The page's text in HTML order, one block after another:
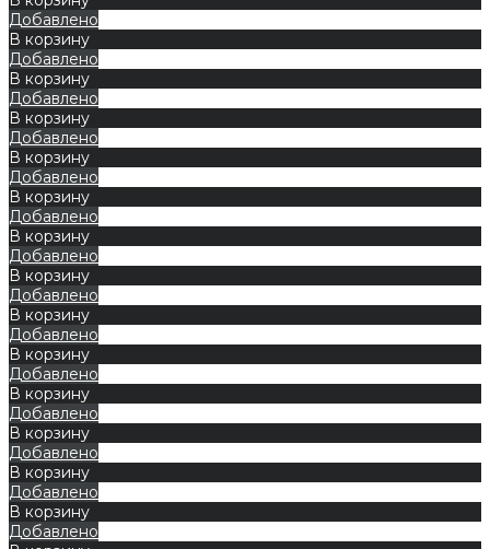
Добавлено
В корзину
Добавлено
В корзину
Добавлено
В корзину
Добавлено
В корзину
Добавлено
В корзину
Добавлено
В корзину
Добавлено
В корзину
Добавлено
В корзину
Добавлено
В корзину
Добавлено
В корзину
Добавлено
В корзину
Добавлено
В корзину
Добавлено
В корзину
Добавлено